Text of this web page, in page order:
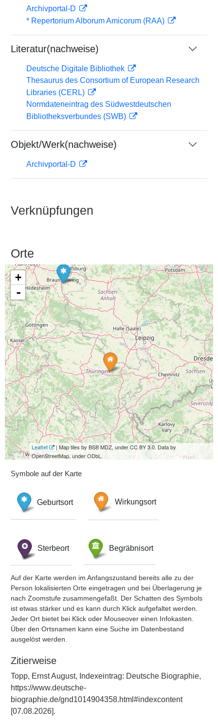
Archivportal-D
* Repertorium Alborum Amicorum (RAA)
Literatur(nachweise)
Deutsche Digitale Bibliothek
Thesaurus des Consortium of European Research
Libraries (CERL)
Normdateneintrag des Südwestdeutschen
Bibliotheksverbundes (SWB)
Objekt/Werk(nachweise)
Archivportal-D
Verknüpfungen
Orte
+
-
Leaflet
| Map tiles by BSB MDZ, under CC BY 3.0. Data by
OpenStreetMap, under ODbL.
Symbole auf der Karte
Geburtsort Wirkungsort
Sterbeort Begräbnisort
Auf der Karte werden im Anfangszustand bereits alle zu der
Person lokalisierten Orte eingetragen und bei Überlagerung je
nach Zoomstufe zusammengefaßt. Der Schatten des Symbols
ist etwas stärker und es kann durch Klick aufgefaltet werden.
Jeder Ort bietet bei Klick oder Mouseover einen Infokasten.
Über den Ortsnamen kann eine Suche im Datenbestand
ausgelöst werden.
Zitierweise
Topp, Ernst August, Indexeintrag: Deutsche Biographie,
https://www.deutsche-
biographie.de/gnd1014904358.html#indexcontent
[07.08.2026].